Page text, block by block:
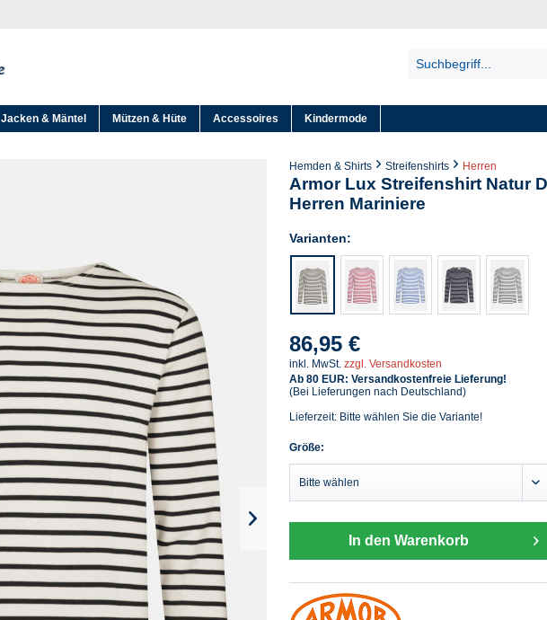
Jacken & Mäntel Mützen & Hüte Accessoires Kindermode
Hemden & Shirts Streifenshirts Herren
Armor Lux Streifenshirt Natur
Herren Mariniere
Varianten:
86,95 €
inkl. MwSt. zzgl. Versandkosten
Ab 80 EUR: Versandkostenfreie Lieferung!
(Bei Lieferungen nach Deutschland)
Lieferzeit: Bitte wählen Sie die Variante!
Größe:
In den Warenkorb